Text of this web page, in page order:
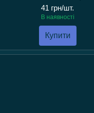
41 грн/шт.
В наявності
Купити